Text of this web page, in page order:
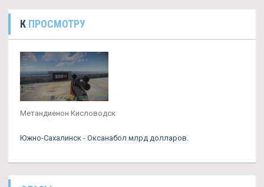
К ПРОСМОТРУ
Метандиенон Кисловодск
Южно-Сахалинск - Оксанабол млрд долларов.